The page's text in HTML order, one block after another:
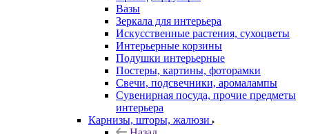
Вазы
Зеркала для интерьера
Искусственные растения, сухоцветы
Интерьерные корзины
Подушки интерьерные
Постеры, картины, фоторамки
Свечи, подсвечники, аромалампы
Сувенирная посуда, прочие предметы
интерьера
Карнизы, шторы, жалюзи